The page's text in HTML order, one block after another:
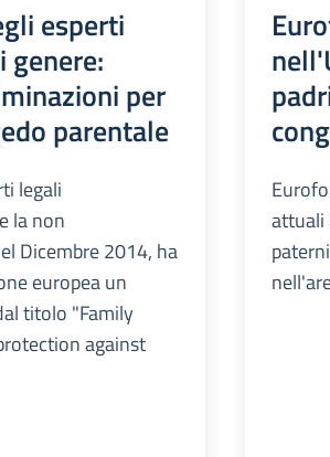
esperti
genere:
per
parentale
legali
la non
Dicembre 2014, ha
europea un
titolo "Family
against
attuali